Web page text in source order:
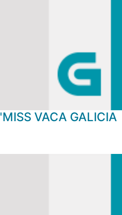
VACA GALICIA